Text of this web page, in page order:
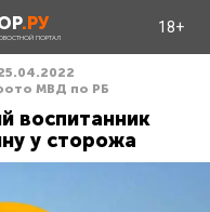
.РУ
ПОРТАЛ
18+
МВД по РБ
воспитанник
у сторожа